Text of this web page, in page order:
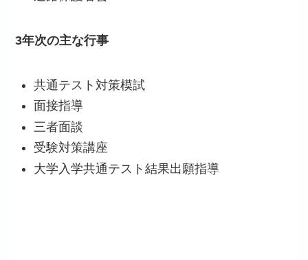
3年次の主な行事
共通テスト対策模試
面接指導
三者面談
受験対策講座
大学入学共通テスト結果出願指導